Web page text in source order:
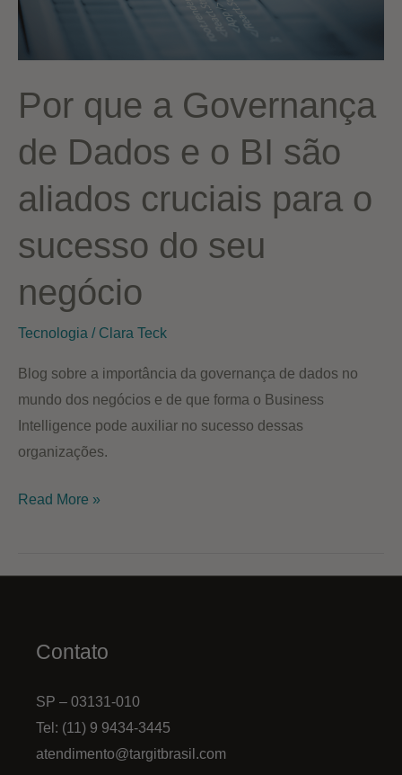
Por que a Governança
de Dados e o BI são
aliados cruciais para o
sucesso do seu
negócio
Tecnologia / Clara Teck
Blog sobre a importância da governança de dados no
mundo dos negócios e de que forma o Business
Intelligence pode auxiliar no sucesso dessas
organizações.
Por
Governança
são
aliados
Read More »
Contato
SP – 03131-010
Tel: (11) 9 9434-3445
atendimento@targitbrasil.com